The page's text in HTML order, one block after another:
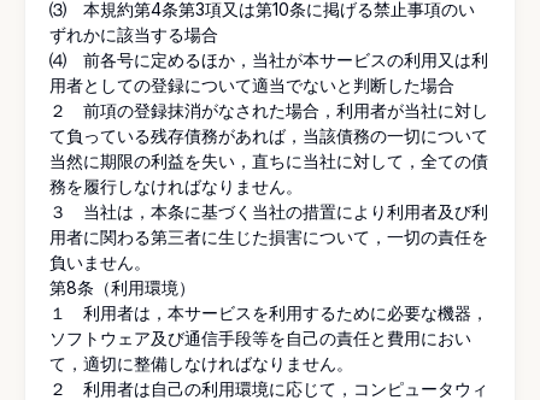
⑶ 本規約第4条第3項又は第10条に掲げる禁止事項のい
ずれかに該当する場合
⑷ 前各号に定めるほか，当社が本サービスの利用又は利
用者としての登録について適当でないと判断した場合
２ 前項の登録抹消がなされた場合，利用者が当社に対し
て負っている残存債務があれば，当該債務の一切について
当然に期限の利益を失い，直ちに当社に対して，全ての債
務を履行しなければなりません。
３ 当社は，本条に基づく当社の措置により利用者及び利
用者に関わる第三者に生じた損害について，一切の責任を
負いません。
第8条（利用環境）
１ 利用者は，本サービスを利用するために必要な機器，
ソフトウェア及び通信手段等を自己の責任と費用におい
て，適切に整備しなければなりません。
２ 利用者は自己の利用環境に応じて，コンピュータウィ